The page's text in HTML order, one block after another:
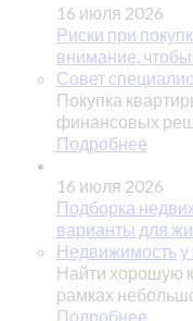
16 июля 2026
Риски при
внимание,
Совет
Покупка
финансовых
Подробнее
16 июля 2026
Подборка
варианты для
Недвижимость у
Найти хорошую
рамках
Подробнее